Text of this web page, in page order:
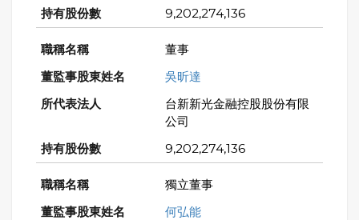
9,202,274,136
董事
吳昕達
台新新光金融控股股份有限
公司
9,202,274,136
獨立董事
何弘能